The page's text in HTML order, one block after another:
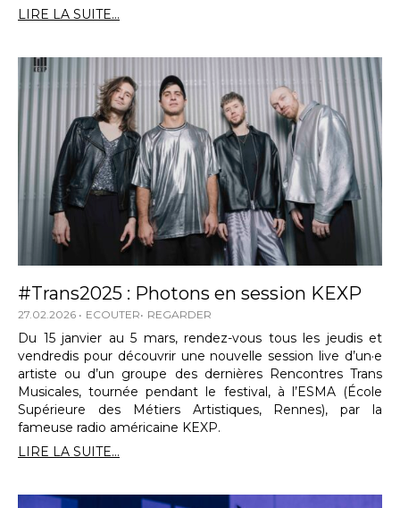
LIRE LA SUITE...
#Trans2025 : Photons en session KEXP
27.02.2026 ECOUTER REGARDER
Du 15 janvier au 5 mars, rendez-vous tous les jeudis et
vendredis pour découvrir une nouvelle session live d’un·e
artiste ou d’un groupe des dernières Rencontres Trans
Musicales, tournée pendant le festival, à l’ESMA (École
Supérieure des Métiers Artistiques, Rennes), par la
fameuse radio américaine KEXP.
LIRE LA SUITE...